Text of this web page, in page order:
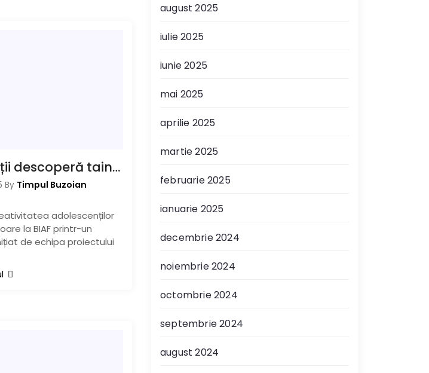
Adolescenții descoperă tainele cinematografiei într-un proiect inedit la BIAF
By Timpul Buzoian
adolescenților
la BIAF printr-un
de echipa proiectului
august 2025
iulie 2025
iunie 2025
mai 2025
aprilie 2025
martie 2025
februarie 2025
ianuarie 2025
decembrie 2024
noiembrie 2024
octombrie 2024
septembrie 2024
august 2024